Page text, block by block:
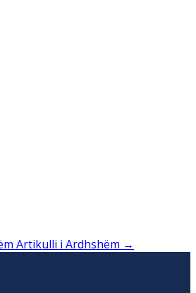
Artikulli i Ardhshëm →